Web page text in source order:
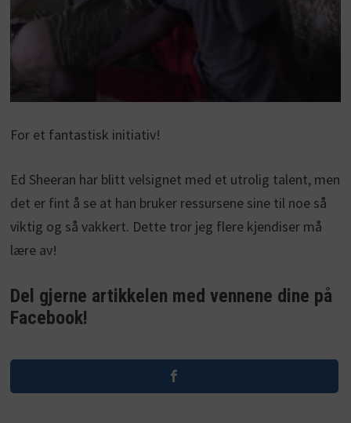
For et fantastisk initiativ!
Ed Sheeran har blitt velsignet med et utrolig talent, men
det er fint å se at han bruker ressursene sine til noe så
viktig og så vakkert. Dette tror jeg flere kjendiser må
lære av!
Del gjerne artikkelen med vennene dine på
Facebook!